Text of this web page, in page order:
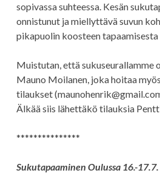
sopivassa suhteessa. Kesän
onnistunut ja miellyttävä suvun
pikapuolin koosteen tapaamisesta
Muistutan, että sukuseurallamme
Mauno Moilanen, joka hoitaa
tilaukset
Älkää siis lähettäkö tilauksia
***************
Sukutapaaminen Oulussa 16.-